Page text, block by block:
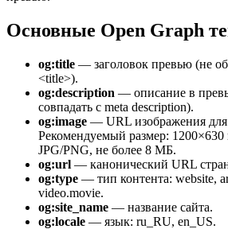
Основные Open Graph
og:title — заголовок превью (не
<title>).
og:description — описание в
совпадать с meta description).
og:image — URL изображения
Рекомендуемый размер:
JPG/PNG, не более 8 МБ.
og:url — канонический URL
og:type — тип контента: website,
video.movie.
og:site_name — название сайта.
og:locale — язык: ru_RU, en_US.